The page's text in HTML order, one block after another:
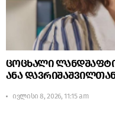
ცოცხალი
ანა
ივლისი 8, 2026, 11:15 am